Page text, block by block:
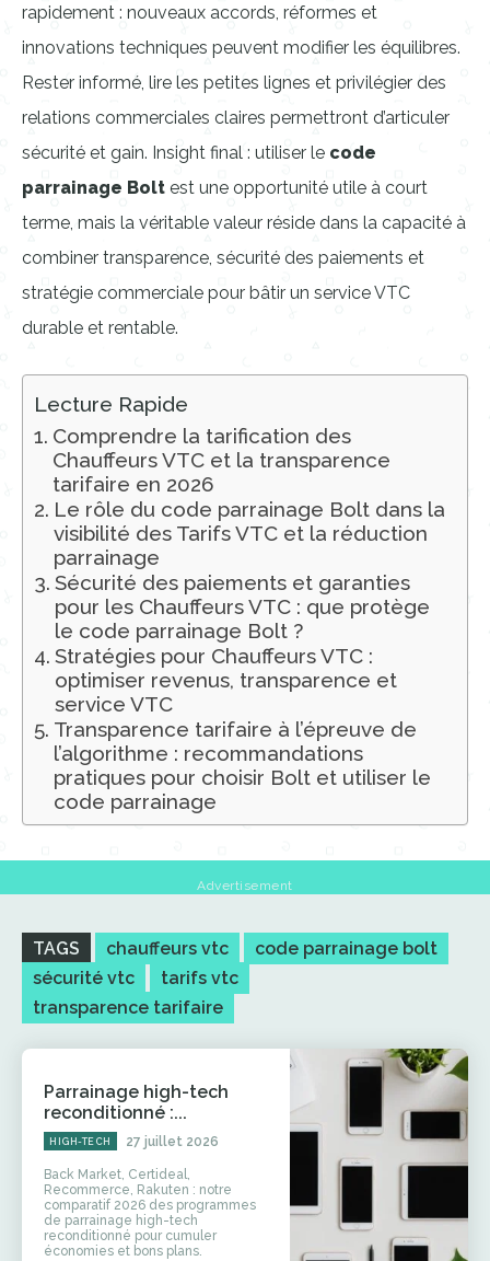
rapidement : nouveaux accords, réformes et
innovations techniques peuvent modifier les équilibres.
Rester informé, lire les petites lignes et privilégier des
relations commerciales claires permettront d’articuler
sécurité et gain. Insight final : utiliser le code
parrainage Bolt est une opportunité utile à court
terme, mais la véritable valeur réside dans la capacité à
combiner transparence, sécurité des paiements et
stratégie commerciale pour bâtir un service VTC
durable et rentable.
Lecture Rapide
Comprendre la tarification des
Chauffeurs VTC et la transparence
tarifaire en 2026
Le rôle du code parrainage Bolt dans la
visibilité des Tarifs VTC et la réduction
parrainage
Sécurité des paiements et garanties
pour les Chauffeurs VTC : que protège
le code parrainage Bolt ?
Stratégies pour Chauffeurs VTC :
optimiser revenus, transparence et
service VTC
Transparence tarifaire à l’épreuve de
l’algorithme : recommandations
pratiques pour choisir Bolt et utiliser le
code parrainage
Advertisement
TAGS chauffeurs vtc
code parrainage bolt
sécurité vtc
tarifs vtc
transparence tarifaire
Parrainage high-tech
reconditionné :...
HIGH-TECH 27 juillet 2026
Back Market, Certideal,
Recommerce, Rakuten : notre
comparatif 2026 des programmes
de parrainage high-tech
reconditionné pour cumuler
économies et bons plans.